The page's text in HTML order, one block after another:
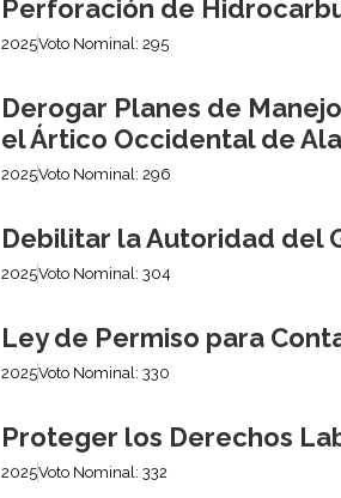
Perforación de
2025Voto Nominal: 295
Derogar Planes de
el Ártico Occidental de
2025Voto Nominal: 296
Debilitar la Autoridad del
2025Voto Nominal: 304
Ley de Permiso para
2025Voto Nominal: 330
Proteger los Derechos
2025Voto Nominal: 332